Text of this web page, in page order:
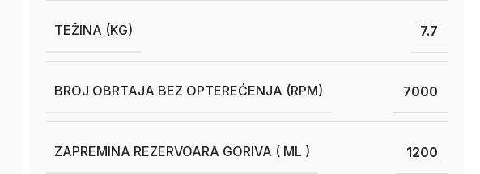
TEŽINA (KG) 7.7
BROJ OBRTAJA BEZ OPTEREĆENJA (RPM) 7000
ZAPREMINA REZERVOARA GORIVA ( ML ) 1200